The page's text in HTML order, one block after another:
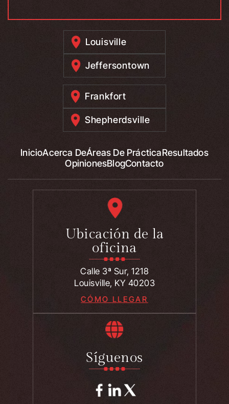
Louisville
Jeffersontown
Frankfort
Shepherdsville
InicioAcerca DeÁreas De PrácticaResultados
OpinionesBlogContacto
Ubicación de la
oficina
Calle 3ª Sur, 1218
Louisville, KY 40203
CÓMO LLEGAR
Síguenos